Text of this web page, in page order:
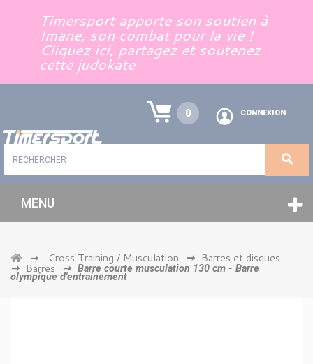
Timersport apporte son soutien à
Imane, son combat pour la vie !
Cliquez ici, partagez et soutenez
cette judokate
0 CONNEXION
MENU
➞ Cross Training / Musculation ➞ Barres et disques
➞ Barres ➞ Barre courte musculation 130 cm - Barre
olympique d'entrainement